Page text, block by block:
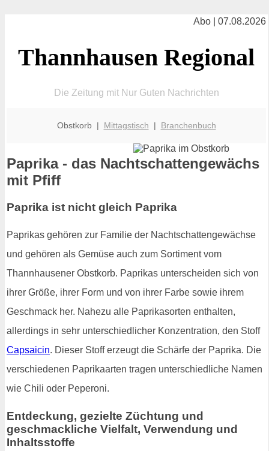
Abo | 07.08.2026
Thannhausen Regional
Die Zeitung mit Nur Guten Nachrichten
Obstkorb | Mittagstisch | Branchenbuch
Paprika - das Nachtschattengewächs
mit Pfiff
Paprika ist nicht gleich Paprika
Paprikas gehören zur Familie der Nachtschattengewächse
und gehören als Gemüse auch zum Sortiment vom
Thannhausener Obstkorb. Paprikas unterscheiden sich von
ihrer Größe, ihrer Form und von ihrer Farbe sowie ihrem
Geschmack her. Nahezu alle Paprikasorten enthalten,
allerdings in sehr unterschiedlicher Konzentration, den Stoff
Capsaicin. Dieser Stoff erzeugt die Schärfe der Paprika. Die
verschiedenen Paprikaarten tragen unterschiedliche Namen
wie Chili oder Peperoni.
Entdeckung, gezielte Züchtung und
geschmackliche Vielfalt, Verwendung und
Inhaltsstoffe